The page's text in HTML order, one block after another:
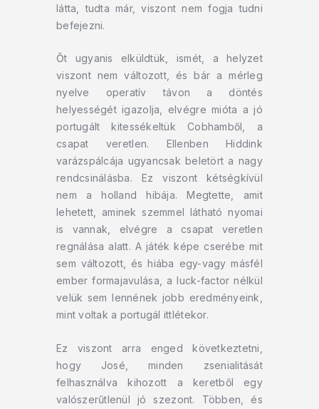
látta, tudta már, viszont nem fogja tudni
befejezni.
Őt ugyanis elküldtük, ismét, a helyzet
viszont nem változott, és bár a mérleg
nyelve operatív távon a döntés
helyességét igazolja, elvégre mióta a jó
portugált kitessékeltük Cobhamből, a
csapat veretlen. Ellenben Hiddink
varázspálcája ugyancsak beletört a nagy
rendcsinálásba. Ez viszont kétségkívül
nem a holland hibája. Megtette, amit
lehetett, aminek szemmel látható nyomai
is vannak, elvégre a csapat veretlen
regnálása alatt. A játék képe cserébe mit
sem változott, és hiába egy-vagy másfél
ember formajavulása, a luck-factor nélkül
velük sem lennének jobb eredményeink,
mint voltak a portugál ittlétekor.
Ez viszont arra enged következtetni,
hogy José, minden zsenialitását
felhasználva kihozott a keretből egy
valószerűtlenül jó szezont. Többen, és